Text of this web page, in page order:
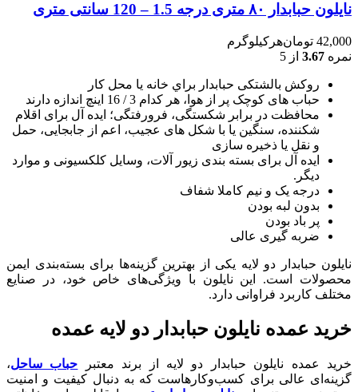
نایلون حبابدار ۸۰ متری درجه 1.5 – 120 سانتی متری
42,000 تومانهرکیلوگرم
نمره 3.67 از 5
روکش بالشتکی حبابدار براي خانه يا محل کار
حباب های کوچک پر از هوا، هر کدام 3 / 16 اينچ اندازه دارند
محافظت در برابر شکستگی، فرورفتگی؛ ايده آل برای اقلام
شکننده، سنگين يا با شکل های عجيب، اعم از جابجايی، حمل
و نقل يا ذخيره سازی
ایده آل برای بسته بندی زیور آلات، وسایل کلکسیونی و موارد
دیگر.
درجه یک و نیم کاملا شفاف
بدون لبه بودن
پر باد بودن
ضربه گیری عالی
نایلون حبابدار دو لایه یکی از بهترین گزینه‌ها برای بسته‌بندی ایمن
محصولات است. این نایلون با ویژگی‌های خاص خود، در صنایع
مختلف کاربرد فراوانی دارد.
خرید عمده نایلون حبابدار دو لایه عمده
خرید عمده نایلون حبابدار دو لایه از برند معتبر حباب ساحل،
گزینه‌ای عالی برای کسب‌وکارهاست که به دنبال کیفیت و امنیت